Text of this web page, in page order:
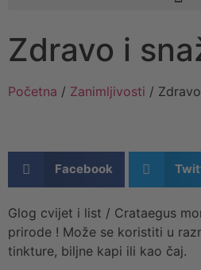
Zdravo i
Početna / Zanimljivosti /
Facebook
Glog cvijet i list / Crataegus
prirode ! Može se koristiti u
tinkture, biljne kapi ili kao čaj.